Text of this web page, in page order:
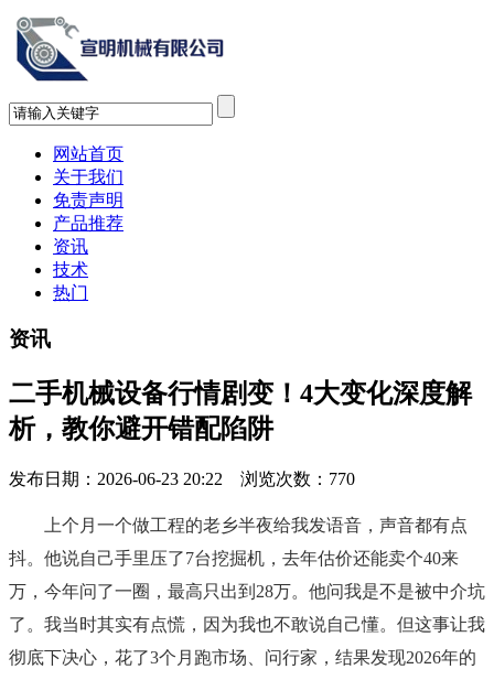
网站首页
关于我们
免责声明
产品推荐
资讯
技术
热门
资讯
二手机械设备行情剧变！4大变化深度解
析，教你避开错配陷阱
发布日期：2026-06-23 20:22 浏览次数： 770
上个月一个做工程的老乡半夜给我发语音，声音都有点
抖。他说自己手里压了7台挖掘机，去年估价还能卖个40来
万，今年问了一圈，最高只出到28万。他问我是不是被中介坑
了。我当时其实有点慌，因为我也不敢说自己懂。但这事让我
彻底下决心，花了3个月跑市场、问行家，结果发现2026年的